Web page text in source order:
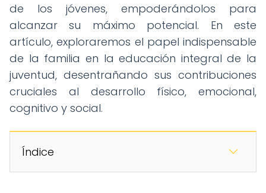
de los jóvenes, empoderándolos para
alcanzar su máximo potencial. En este
artículo, exploraremos el papel indispensable
de la familia en la educación integral de la
juventud, desentrañando sus contribuciones
cruciales al desarrollo físico, emocional,
cognitivo y social.
Índice